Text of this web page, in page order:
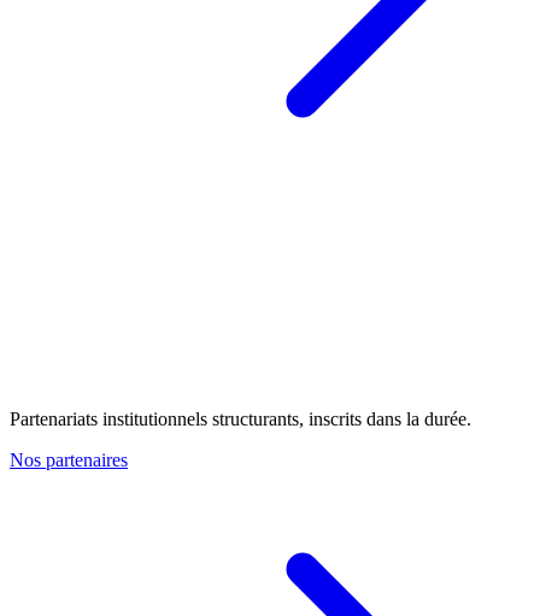
Partenariats institutionnels structurants, inscrits dans la durée.
Nos partenaires